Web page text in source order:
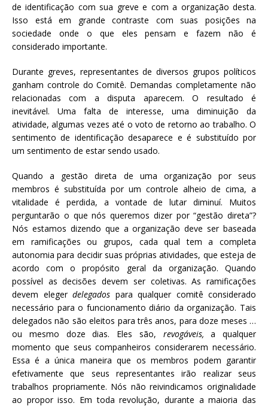
de identificação com sua greve e com a organização desta.
Isso está em grande contraste com suas posições na
sociedade onde o que eles pensam e fazem não é
considerado importante.
Durante greves, representantes de diversos grupos políticos
ganham controle do Comitê. Demandas completamente não
relacionadas com a disputa aparecem. O resultado é
inevitável. Uma falta de interesse, uma diminuição da
atividade, algumas vezes até o voto de retorno ao trabalho. O
sentimento de identificação desaparece e é substituído por
um sentimento de estar sendo usado.
Quando a gestão direta de uma organização por seus
membros é substituída por um controle alheio de cima, a
vitalidade é perdida, a vontade de lutar diminuí. Muitos
perguntarão o que nós queremos dizer por “gestão direta”?
Nós estamos dizendo que a organização deve ser baseada
em ramificações ou grupos, cada qual tem a completa
autonomia para decidir suas próprias atividades, que esteja de
acordo com o propósito geral da organização. Quando
possível as decisões devem ser coletivas. As ramificações
devem eleger delegados para qualquer comitê considerado
necessário para o funcionamento diário da organização. Tais
delegados não são eleitos para três anos, para doze meses …
ou mesmo doze dias. Eles são, revogáveis,a qualquer
momento que seus companheiros considerarem necessário.
Essa é a única maneira que os membros podem garantir
efetivamente que seus representantes irão realizar seus
trabalhos propriamente. Nós não reivindicamos originalidade
ao propor isso. Em toda revolução, durante a maioria das